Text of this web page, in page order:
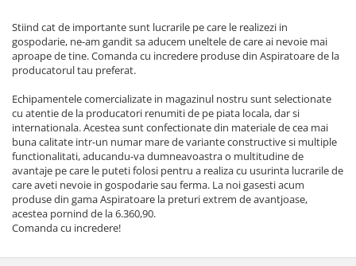
Casa si Gradina
Curatare pavaj
Echipamente pentru atelier
Grill-uri si gratare
Lopeti pentru zapada
Unelte pentru gradina
Drujbe
Accesorii drujbe
Drujbe cu acumulator
Drujbe electrice
Suflanta pentru frunze
Scule de mana
Diverse scule de mana
Scripeti si macarale
Scule multifuncționale
Telemetre Digitale
Topoare
Aparate de sudura
Accesorii aparate sudura
Aparate de sudura cu plasma
Stiind cat de importante sunt lucrarile pe care le realizezi in
gospodarie, ne-am gandit sa aducem uneltele de care ai nevoie mai
aproape de tine. Comanda cu incredere produse din Aspiratoare de la
producatorul tau preferat.
Echipamentele comercializate in magazinul nostru sunt selectionate
cu atentie de la producatori renumiti de pe piata locala, dar si
internationala. Acestea sunt confectionate din materiale de cea mai
buna calitate intr-un numar mare de variante constructive si multiple
functionalitati, aducandu-va dumneavoastra o multitudine de
avantaje pe care le puteti folosi pentru a realiza cu usurinta lucrarile de
care aveti nevoie in gospodarie sau ferma. La noi gasesti acum
produse din gama Aspiratoare la preturi extrem de avantjoase,
acestea pornind de la 6.360,90.
Comanda cu incredere!